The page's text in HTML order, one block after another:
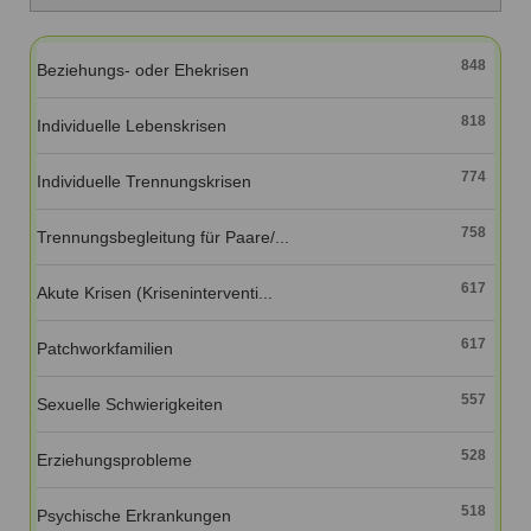
Qualitätssicherung
Qualität unserer Therapeuten
Familienthemen
Fortbildungen
Ausbildungsinstitute
Liste der Fachverbände
Benutzername*
Passwort*
vergessen?
Links
Formular zur Registrierung
Beziehungs- oder Ehekrisen 848
Individuelle Lebenskrisen 818
Individuelle Trennungskrisen 774
Trennungsbegleitung für Paare/... 758
Akute Krisen (Kriseninterventi... 617
Patchworkfamilien 617
Sexuelle Schwierigkeiten 557
Erziehungsprobleme 528
Psychische Erkrankungen 518